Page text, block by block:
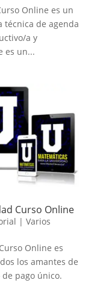
Online es un
técnica de agenda
a y
es un...
Curso Online
| Varios
Online es
los amantes de
pago único.